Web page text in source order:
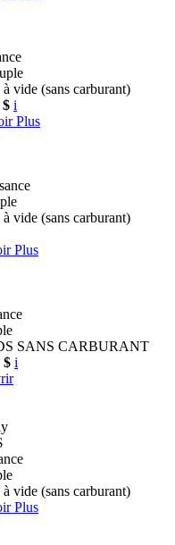
à vide (sans carburant)
i
Plus
à vide (sans carburant)
Plus
SANS CARBURANT
$ i
à vide (sans carburant)
Plus